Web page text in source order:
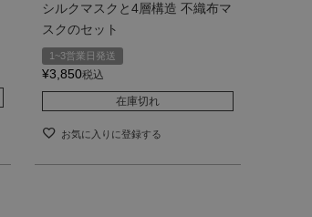
シルクマスクと4層構造 不織布マ
スクのセット
1~3営業日発送
¥3,850税込
在庫切れ
お気に入りに登録する